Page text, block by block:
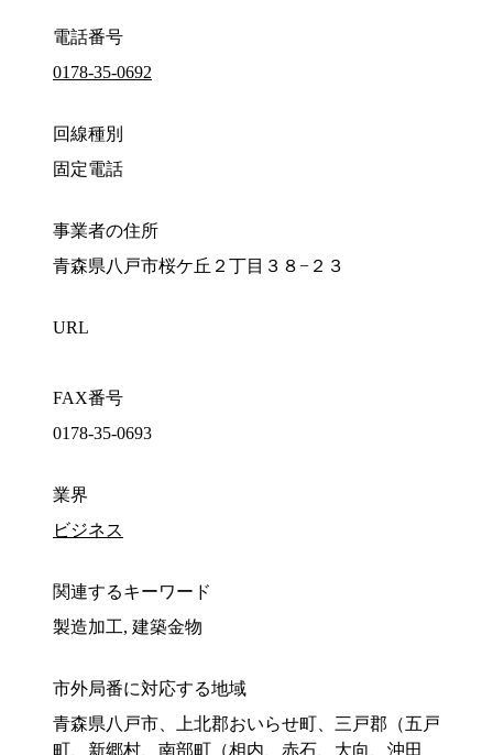
電話番号
0178-35-0692
回線種別
固定電話
事業者の住所
青森県八戸市桜ケ丘２丁目３８−２３
URL
FAX番号
0178-35-0693
業界
ビジネス
関連するキーワード
製造加工, 建築金物
市外局番に対応する地域
青森県八戸市、上北郡おいらせ町、三戸郡（五戸
町、新郷村、南部町（相内、赤石、大向、沖田